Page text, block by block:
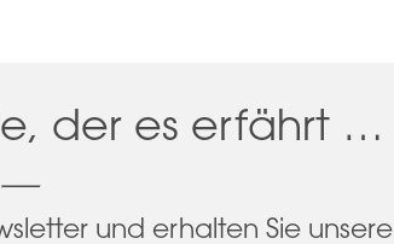
der es erfährt …
und erhalten Sie unsere